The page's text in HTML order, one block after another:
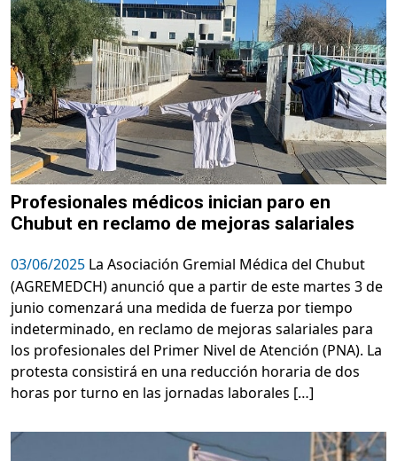
Profesionales médicos inician paro en
Chubut en reclamo de mejoras salariales
03/06/2025 La Asociación Gremial Médica del Chubut
(AGREMEDCH) anunció que a partir de este martes 3 de
junio comenzará una medida de fuerza por tiempo
indeterminado, en reclamo de mejoras salariales para
los profesionales del Primer Nivel de Atención (PNA). La
protesta consistirá en una reducción horaria de dos
horas por turno en las jornadas laborales […]